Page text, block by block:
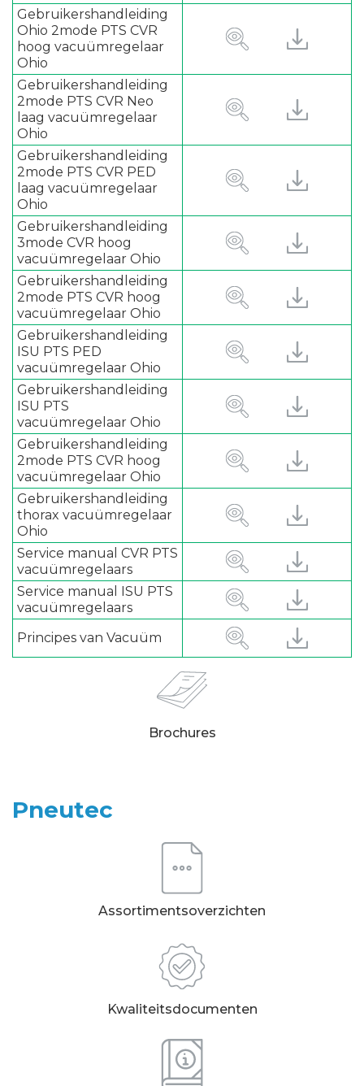
Gebruikershandleiding
Ohio 2mode PTS CVR
hoog vacuümregelaar
Ohio
Gebruikershandleiding
2mode PTS CVR Neo
laag vacuümregelaar
Ohio
Gebruikershandleiding
2mode PTS CVR PED
laag vacuümregelaar
Ohio
Gebruikershandleiding
3mode CVR hoog
vacuümregelaar Ohio
Gebruikershandleiding
2mode PTS CVR hoog
vacuümregelaar Ohio
Gebruikershandleiding
ISU PTS PED
vacuümregelaar Ohio
Gebruikershandleiding
ISU PTS
vacuümregelaar Ohio
Gebruikershandleiding
2mode PTS CVR hoog
vacuümregelaar Ohio
Gebruikershandleiding
thorax vacuümregelaar
Ohio
Service manual CVR PTS
vacuümregelaars
Service manual ISU PTS
vacuümregelaars
Principes van Vacuüm
Brochures
Pneutec
Assortimentsoverzichten
Kwaliteitsdocumenten